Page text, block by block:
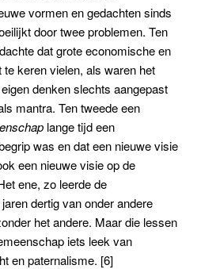
vormen en gedachten sinds
door twee problemen. Ten
dat grote economische en
keren vielen, als waren het
denken slechts aangepast
mantra. Ten tweede een
lange tijd een
was en dat een nieuwe visie
een nieuwe visie op de
ene, zo leerde de
dertig van onder andere
het andere. Maar die lessen
iets leek van
en paternalisme. [6]